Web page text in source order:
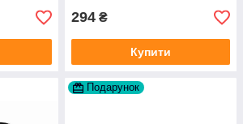
294 ₴
Купити
Подарунок